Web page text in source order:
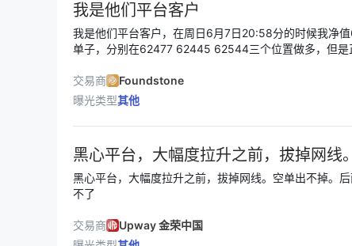
我是他们平台客户
我是他们平台客户，在周日6月7日20:58分的时候我净
单子，分别在62477 62445 62544三个位置做多，但是
这个插针，我当时截图了，人家当时没插针，还是在
61000，我会把截图发出来，现在我找平台发邮件，没人
交易商
Foundstone
曝光类型其他
黑心平台，大幅度拉升之前，拔掉网线。
黑心平台，大幅度拉升之前，拔掉网线。空单出不掉。
不了
交易商
Upway 金荣中国